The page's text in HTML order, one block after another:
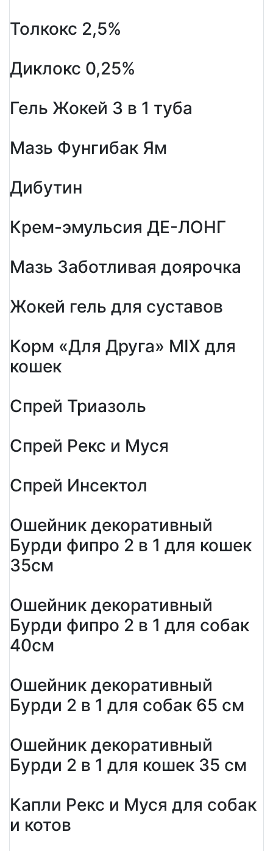
Толкокс 2,5%
Диклокс 0,25%
Гель Жокей 3 в 1 туба
Мазь Фунгибак Ям
Дибутин
Крем-эмульсия ДЕ-ЛОНГ
Мазь Заботливая доярочка
Жокей гель для суставов
Корм «Для Друга» MIX для
кошек
Спрей Триазоль
Спрей Рекс и Муся
Спрей Инсектол
Ошейник декоративный
Бурди фипро 2 в 1 для кошек
35см
Ошейник декоративный
Бурди фипро 2 в 1 для собак
40см
Ошейник декоративный
Бурди 2 в 1 для собак 65 см
Ошейник декоративный
Бурди 2 в 1 для кошек 35 см
Капли Рекс и Муся для собак
и котов